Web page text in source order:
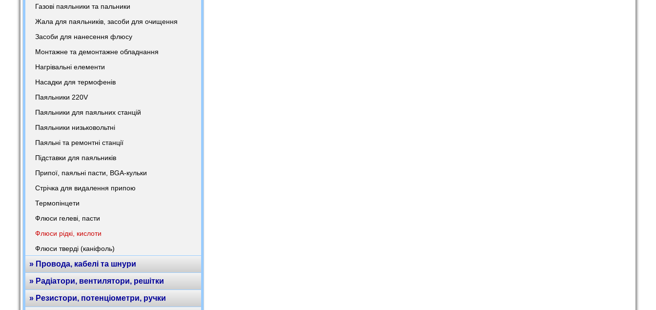
Газові паяльники та пальники
Жала для паяльників, засоби для очищення
Засоби для нанесення флюсу
Монтажне та демонтажне обладнання
Нагрівальні елементи
Насадки для термофенів
Паяльники 220V
Паяльники для паяльних станцій
Паяльники низьковольтні
Паяльні та ремонтні станції
Підставки для паяльників
Припої, паяльні пасти, BGA-кульки
Стрічка для видалення припою
Термопінцети
Флюси гелеві, пасти
Флюси рідкі, кислоти
Флюси тверді (каніфоль)
» Провода, кабелі та шнури
» Радіатори, вентилятори, решітки
» Резистори, потенціометри, ручки